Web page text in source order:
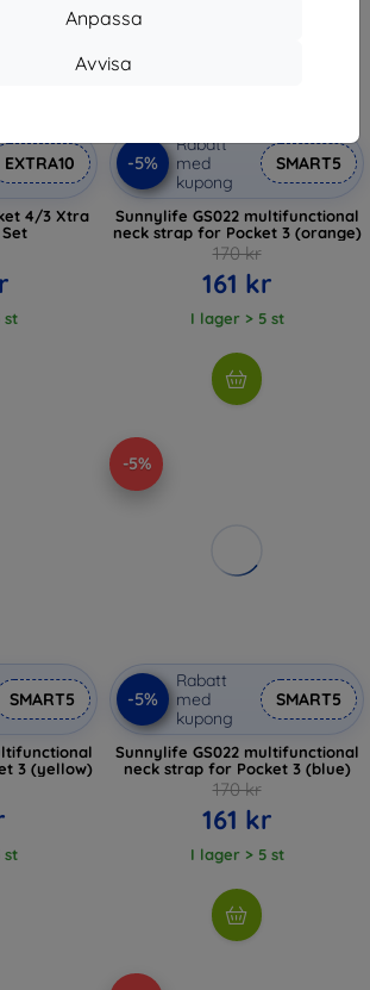
Anpassa
Avvisa
EXTRA10
4/3 Xtra
st
-5%
Rabatt
med
kupong
SMART5
Sunnylife GS022 multifunctional
neck strap for Pocket 3 (orange)
170 kr
161 kr
I lager > 5 st
SMART5
3 (yellow)
st
-5%
-5%
Rabatt
med
kupong
SMART5
Sunnylife GS022 multifunctional
neck strap for Pocket 3 (blue)
170 kr
161 kr
I lager > 5 st